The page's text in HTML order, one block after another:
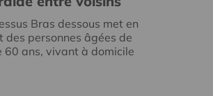
Bras dessous met en
des personnes âgées de
60 ans, vivant à domicile